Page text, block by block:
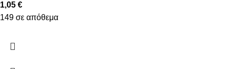
1,05 €
149 σε απόθεμα